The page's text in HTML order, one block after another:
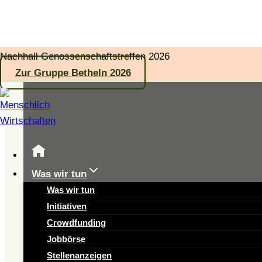
Zum
Inhalt
springen
Nachhall Genossenschaftstreffen 2026
Zur Gruppe Betheln 2026
Was wir tun
Was wir tun
Initiativen
Crowdfunding
Jobbörse
Stellenanzeigen